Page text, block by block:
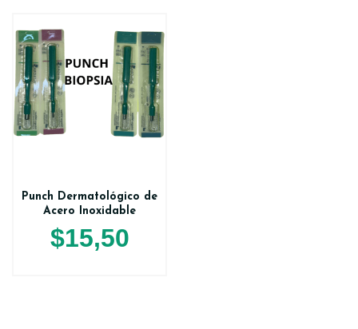
Punch Dermatológico de
Acero Inoxidable
$15,50